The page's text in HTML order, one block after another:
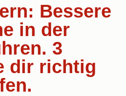
Bessere
in der
3
dir richtig